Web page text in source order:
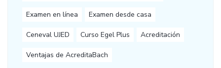
Examen en línea Examen desde casa
Ceneval UJED Curso Egel Plus Acreditación
Ventajas de AcreditaBach